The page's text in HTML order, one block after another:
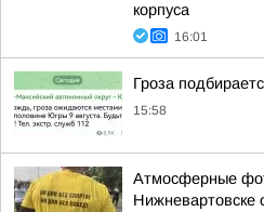
корпуса
16:01
Гроза
15:58
Атмосферные
Нижневартовске